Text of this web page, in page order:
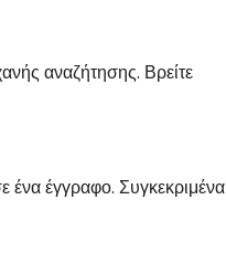
αναζήτησης. Βρείτε
ένα έγγραφο. Συγκεκριμένα